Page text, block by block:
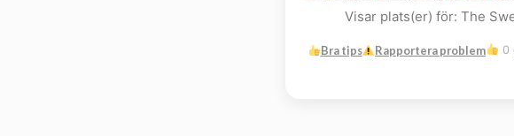
Visar plats(er) för: The
Bra tips Rapportera problem 0